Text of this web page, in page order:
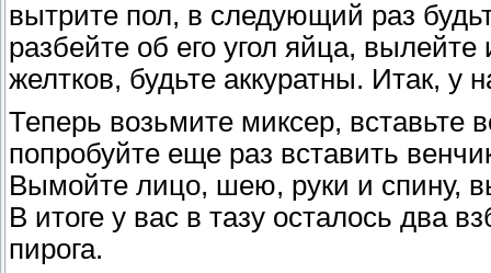
вытрите пол, в следующий раз
разбейте об его угол яйца,
желтков, будьте аккуратны. Итак, у
Теперь возьмите миксер, вставьте
попробуйте еще раз вставить
Вымойте лицо, шею, руки и спину,
В итоге у вас в тазу осталось два
пирога.